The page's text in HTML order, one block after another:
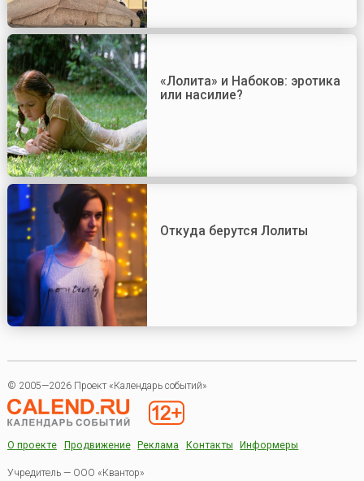
«Лолита» и Набоков: эротика
или насилие?
Откуда берутся Лолиты
© 2005—2026 Проект «Календарь событий»
О проекте Продвижение Реклама Контакты Информеры
Учредитель — ООО «Квантор»